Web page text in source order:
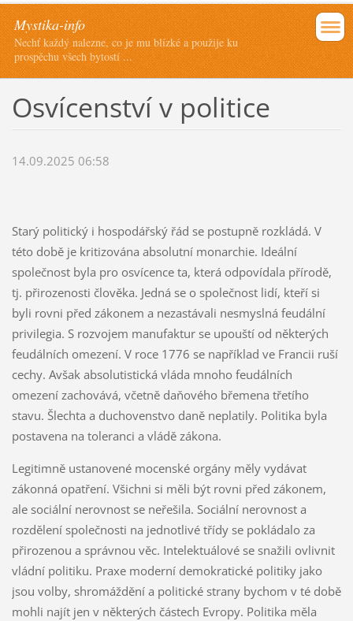
Mystika-info
Nechť každý nalezne, co je mu blízké a použije ku
prospěchu všech bytostí ...
Osvícenství v politice
14.09.2025 06:58
Starý politický i hospodářský řád se postupně rozkládá. V
této době je kritizována absolutní monarchie. Ideální
společnost byla pro osvícence ta, která odpovídala přírodě,
tj. přirozenosti člověka. Jedná se o společnost lidí, kteří si
byli rovni před zákonem a nezastávali nesmyslná feudální
privilegia. S rozvojem manufaktur se upouští od některých
feudálních omezení. V roce 1776 se například ve Francii ruší
cechy. Avšak absolutistická vláda mnoho feudálních
omezení zachovává, včetně daňového břemena třetího
stavu. Šlechta a duchovenstvo daně neplatily. Politika byla
postavena na toleranci a vládě zákona.
Legitimně ustanovené mocenské orgány měly vydávat
zákonná opatření. Všichni si měli být rovni před zákonem,
ale sociální nerovnost se neřešila. Sociální nerovnost a
rozdělení společnosti na jednotlivé třídy se pokládalo za
přirozenou a správnou věc. Intelektuálové se snažili ovlivnit
vládní politiku. Praxe moderní demokratické politiky jako
jsou volby, shromáždění a politické strany bychom v té době
mohli najít jen v některých částech Evropy. Politika měla